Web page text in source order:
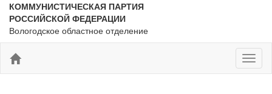
КОММУНИСТИЧЕСКАЯ ПАРТИЯ
РОССИЙСКОЙ ФЕДЕРАЦИИ
Вологодское областное отделение